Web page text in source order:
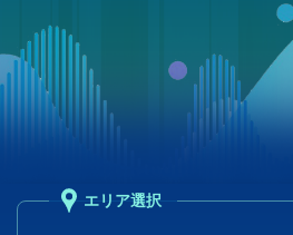
エリア選択